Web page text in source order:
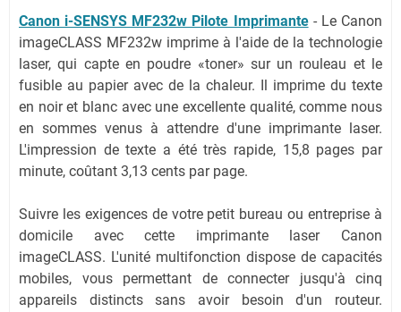
Canon i-SENSYS MF232w Pilote Imprimante- Le Canon
imageCLASS MF232w imprime à l'aide de la technologie
laser, qui capte en poudre «toner» sur un rouleau et le
fusible au papier avec de la chaleur. Il imprime du texte
en noir et blanc avec une excellente qualité, comme nous
en sommes venus à attendre d'une imprimante laser.
L'impression de texte a été très rapide, 15,8 pages par
minute, coûtant 3,13 cents par page.
Suivre les exigences de votre petit bureau ou entreprise à
domicile avec cette imprimante laser Canon
imageCLASS. L'unité multifonction dispose de capacités
mobiles, vous permettant de connecter jusqu'à cinq
appareils distincts sans avoir besoin d'un routeur.